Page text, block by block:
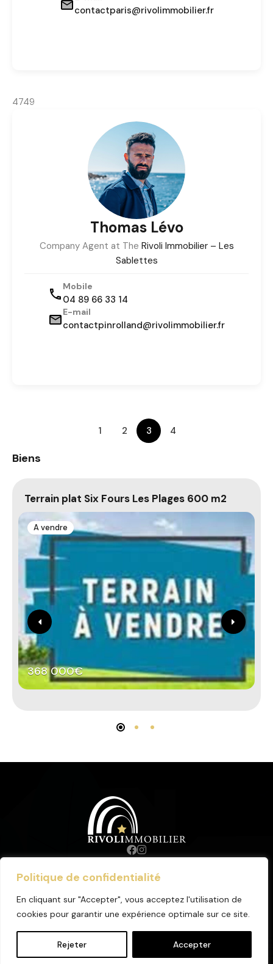
Politique de confidentialité
En cliquant sur "Accepter", vous acceptez l'utilisation de
cookies pour garantir une expérience optimale sur ce site.
Rejeter Accepter
contactparis@rivolimmobilier.fr
4749
Thomas Lévo
Company Agent at The Rivoli Immobilier – Les
Sablettes
Mobile
04 89 66 33 14
E-mail
contactpinrolland@rivolimmobilier.fr
1 2 3 4
Biens
Terrain plat Six Fours Les Plages 600 m2
A vendre
368 000€
Réalisé parBF Communication